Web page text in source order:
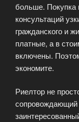
больше. Покупка
консультаций
гражданского и
платные, а в
включены.
экономите.
Риелтор не
сопровождающий